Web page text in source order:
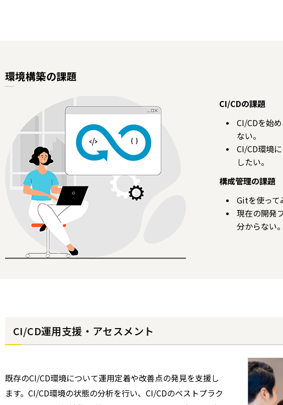
環境構築の課題
CI/CDの課題
CI/CDを始
ない。
CI/CD環境
したい。
構成管理の課題
Gitを使って
現在の開発
分からない。
CI/CD運用支援・アセスメント
既存のCI/CD環境について運用定着や改善点の発見を支援し
ます。CI/CD環境の状態の分析を行い、CI/CDのベストプラク